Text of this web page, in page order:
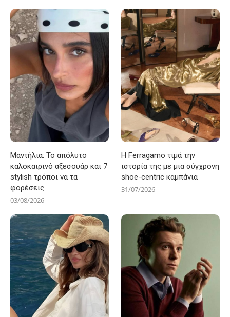
Μαντήλια: Το απόλυτο
καλοκαιρινό αξεσουάρ και 7
stylish τρόποι να τα
φορέσεις
03/08/2026
Η Ferragamo τιμά την
ιστορία της με μια σύγχρονη
shoe-centric καμπάνια
31/07/2026